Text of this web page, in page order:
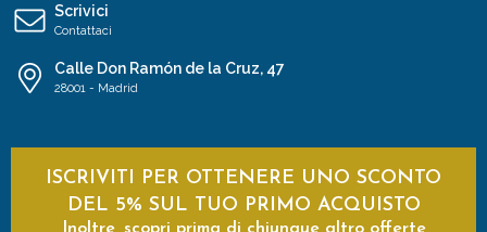
Scrivici
Contattaci
Calle Don Ramón de la Cruz, 47
28001 - Madrid
ISCRIVITI PER OTTENERE UNO SCONTO
DEL 5% SUL TUO PRIMO ACQUISTO